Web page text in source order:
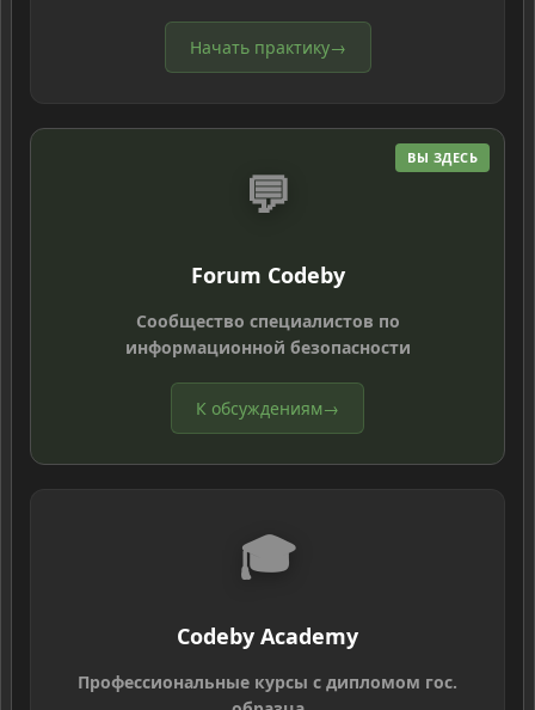
Начать практику→
ВЫ ЗДЕСЬ
💬
Forum Codeby
Сообщество специалистов по
информационной безопасности
К обсуждениям→
🎓
Codeby Academy
Профессиональные курсы с дипломом гос.